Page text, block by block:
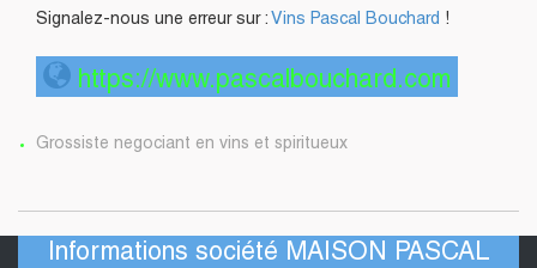
Signalez-nous une erreur sur : Vins Pascal Bouchard !
https://www.pascalbouchard.com
Grossiste negociant en vins et spiritueux
Informations société MAISON PASCAL